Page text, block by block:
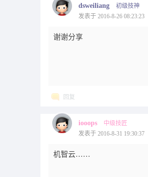
dsweiliang
初级技神
发表于 2016-8-26 08:23:23
谢谢分享
回复
iooops
中级技匠
发表于 2016-8-31 19:30:37
机智云……